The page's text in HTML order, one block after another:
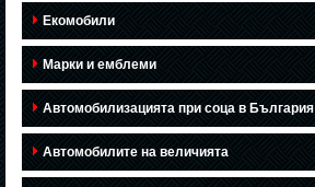
Екомобили
Марки и емблеми
Автомобилизацията при соца в България
Автомобилите на величията